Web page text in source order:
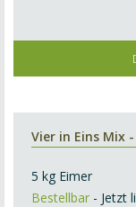
Vier in Eins Mix
5 kg Eimer
Bestellbar - Jetzt